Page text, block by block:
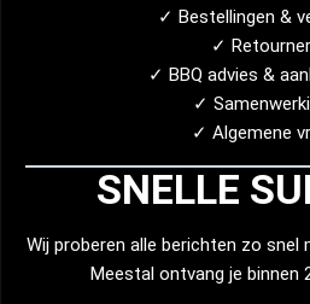
✓ Bestellingen &
✓
✓ BBQ advies &
✓
✓ Algemene
SNELLE
Wij proberen alle berichten zo snel
Meestal ontvang je binnen